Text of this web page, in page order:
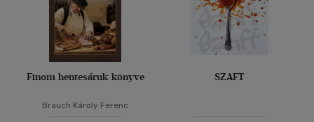
Finom hentesáruk könyve
Brauch Károly Ferenc
SZAFT